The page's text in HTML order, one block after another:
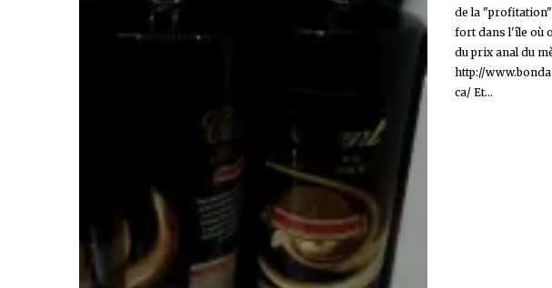
de la
fort dans l'île où
du prix anal du
http://
ca/ Et...